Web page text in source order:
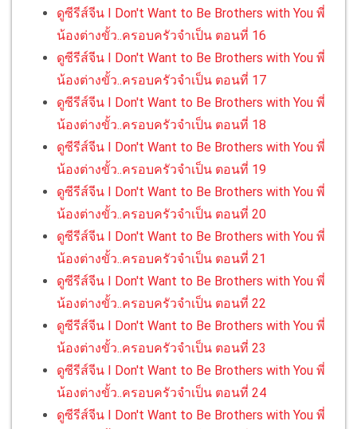
ดูซีรีส์จีน I Don't Want to Be Brothers with You พี่
น้องต่างขั้ว..ครอบครัวจำเป็น ตอนที่ 16
ดูซีรีส์จีน I Don't Want to Be Brothers with You พี่
น้องต่างขั้ว..ครอบครัวจำเป็น ตอนที่ 17
ดูซีรีส์จีน I Don't Want to Be Brothers with You พี่
น้องต่างขั้ว..ครอบครัวจำเป็น ตอนที่ 18
ดูซีรีส์จีน I Don't Want to Be Brothers with You พี่
น้องต่างขั้ว..ครอบครัวจำเป็น ตอนที่ 19
ดูซีรีส์จีน I Don't Want to Be Brothers with You พี่
น้องต่างขั้ว..ครอบครัวจำเป็น ตอนที่ 20
ดูซีรีส์จีน I Don't Want to Be Brothers with You พี่
น้องต่างขั้ว..ครอบครัวจำเป็น ตอนที่ 21
ดูซีรีส์จีน I Don't Want to Be Brothers with You พี่
น้องต่างขั้ว..ครอบครัวจำเป็น ตอนที่ 22
ดูซีรีส์จีน I Don't Want to Be Brothers with You พี่
น้องต่างขั้ว..ครอบครัวจำเป็น ตอนที่ 23
ดูซีรีส์จีน I Don't Want to Be Brothers with You พี่
น้องต่างขั้ว..ครอบครัวจำเป็น ตอนที่ 24
ดูซีรีส์จีน I Don't Want to Be Brothers with You พี่